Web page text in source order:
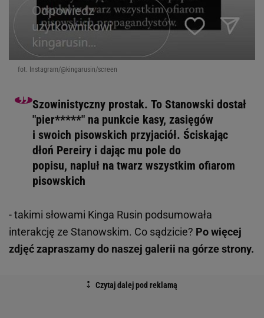
fot. Instagram/@kingarusin/screen
Szowinistyczny prostak. To Stanowski dostał
"pier*****" na punkcie kasy, zasięgów
i swoich pisowskich przyjaciół. Ściskając
dłoń Pereiry i dając mu pole do
popisu, napluł na twarz wszystkim ofiarom
pisowskich
- takimi słowami Kinga Rusin podsumowała
interakcję ze Stanowskim. Co sądzicie? Po więcej
zdjęć zapraszamy do naszej galerii na górze strony.